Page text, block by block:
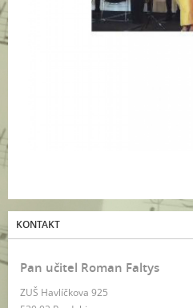
KONTAKT
Pan učitel Roman Faltys
ZUŠ Havlíčkova 925